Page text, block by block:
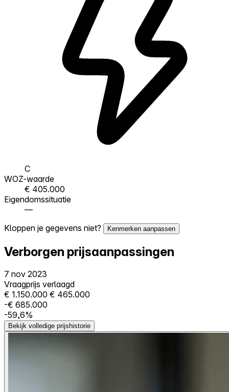
C
WOZ-waarde
€ 405.000
Eigendomssituatie
—
Kloppen je gegevens niet?
Kenmerken aanpassen
Verborgen prijsaanpassingen
7 nov 2023
Vraagprijs verlaagd
€ 1.150.000 € 465.000
-€ 685.000
-59,6%
Bekijk volledige prijshistorie